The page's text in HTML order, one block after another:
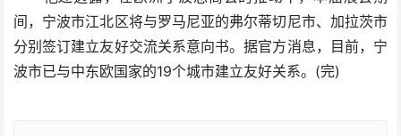
间，宁波市江北区将与罗马尼亚的弗尔蒂切尼市、加拉茨市
分别签订建立友好交流关系意向书。据官方消息，目前，宁
波市已与中东欧国家的19个城市建立友好关系。(完)